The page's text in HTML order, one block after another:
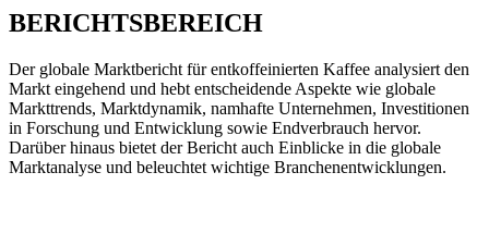
BERICHTSBEREICH
Der globale Marktbericht für entkoffeinierten Kaffee analysiert den
Markt eingehend und hebt entscheidende Aspekte wie globale
Markttrends, Marktdynamik, namhafte Unternehmen, Investitionen
in Forschung und Entwicklung sowie Endverbrauch hervor.
Darüber hinaus bietet der Bericht auch Einblicke in die globale
Marktanalyse und beleuchtet wichtige Branchenentwicklungen.